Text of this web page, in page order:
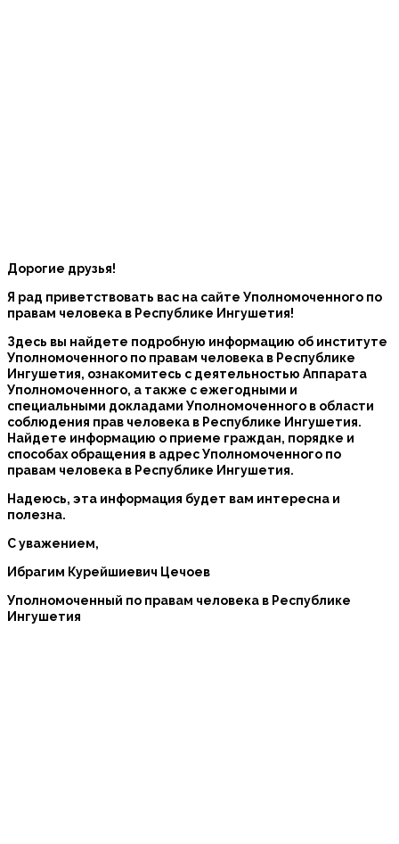
Дорогие друзья!
Я рад приветствовать вас на сайте Уполномоченного по
правам человека в Республике Ингушетия!
Здесь вы найдете подробную информацию об институте
Уполномоченного по правам человека в Республике
Ингушетия, ознакомитесь с деятельностью Аппарата
Уполномоченного, а также с ежегодными и
специальными докладами Уполномоченного в области
соблюдения прав человека в Республике Ингушетия.
Найдете информацию о приеме граждан, порядке и
способах обращения в адрес Уполномоченного по
правам человека в Республике Ингушетия.
Надеюсь, эта информация будет вам интересна и
полезна.
С уважением,
Ибрагим Курейшиевич Цечоев
Уполномоченный по правам человека в Республике
Ингушетия